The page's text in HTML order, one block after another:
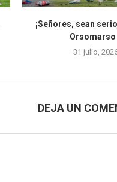
¡Señores, sean
Orsomarso
31 julio,
DEJA UN